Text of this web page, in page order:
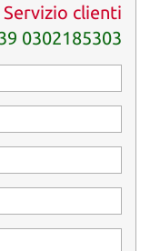
Servizio clienti
0302185303